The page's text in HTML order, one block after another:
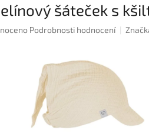
šáteček s
Podrobnosti hodnocení